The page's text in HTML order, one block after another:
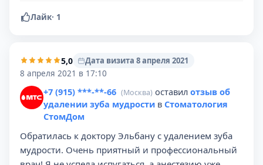
Лайк· 1
5,0
Дата визита 8 апреля 2021
8 апреля 2021 в 17:10
+7 (915) ***-**-66 (Москва) оставил отзыв об
удалении зуба мудрости в Стоматология
СтомДом
Обратилась к доктору Эльбану с удалением зуба
мудрости. Очень приятный и профессиональный